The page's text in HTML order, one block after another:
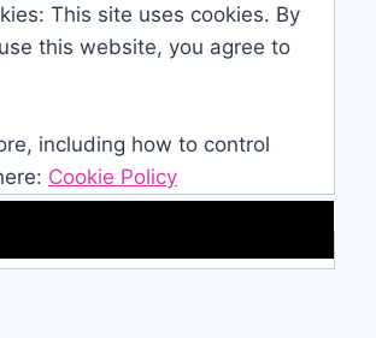
This site uses cookies. By
this website, you agree to
including how to control
Cookie Policy